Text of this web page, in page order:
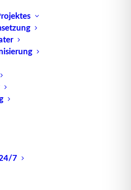
7
sich die Software-
& Co. KG (TUP) aus
Gewand auf der
Messestand befindet sich
Halle 7, Stand 7A27.
Slogans „Digital – Vernetzt
sich der Anbieter
Lösungen als eines